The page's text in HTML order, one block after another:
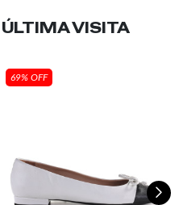
ÚLTIMA VISITA
69% OFF